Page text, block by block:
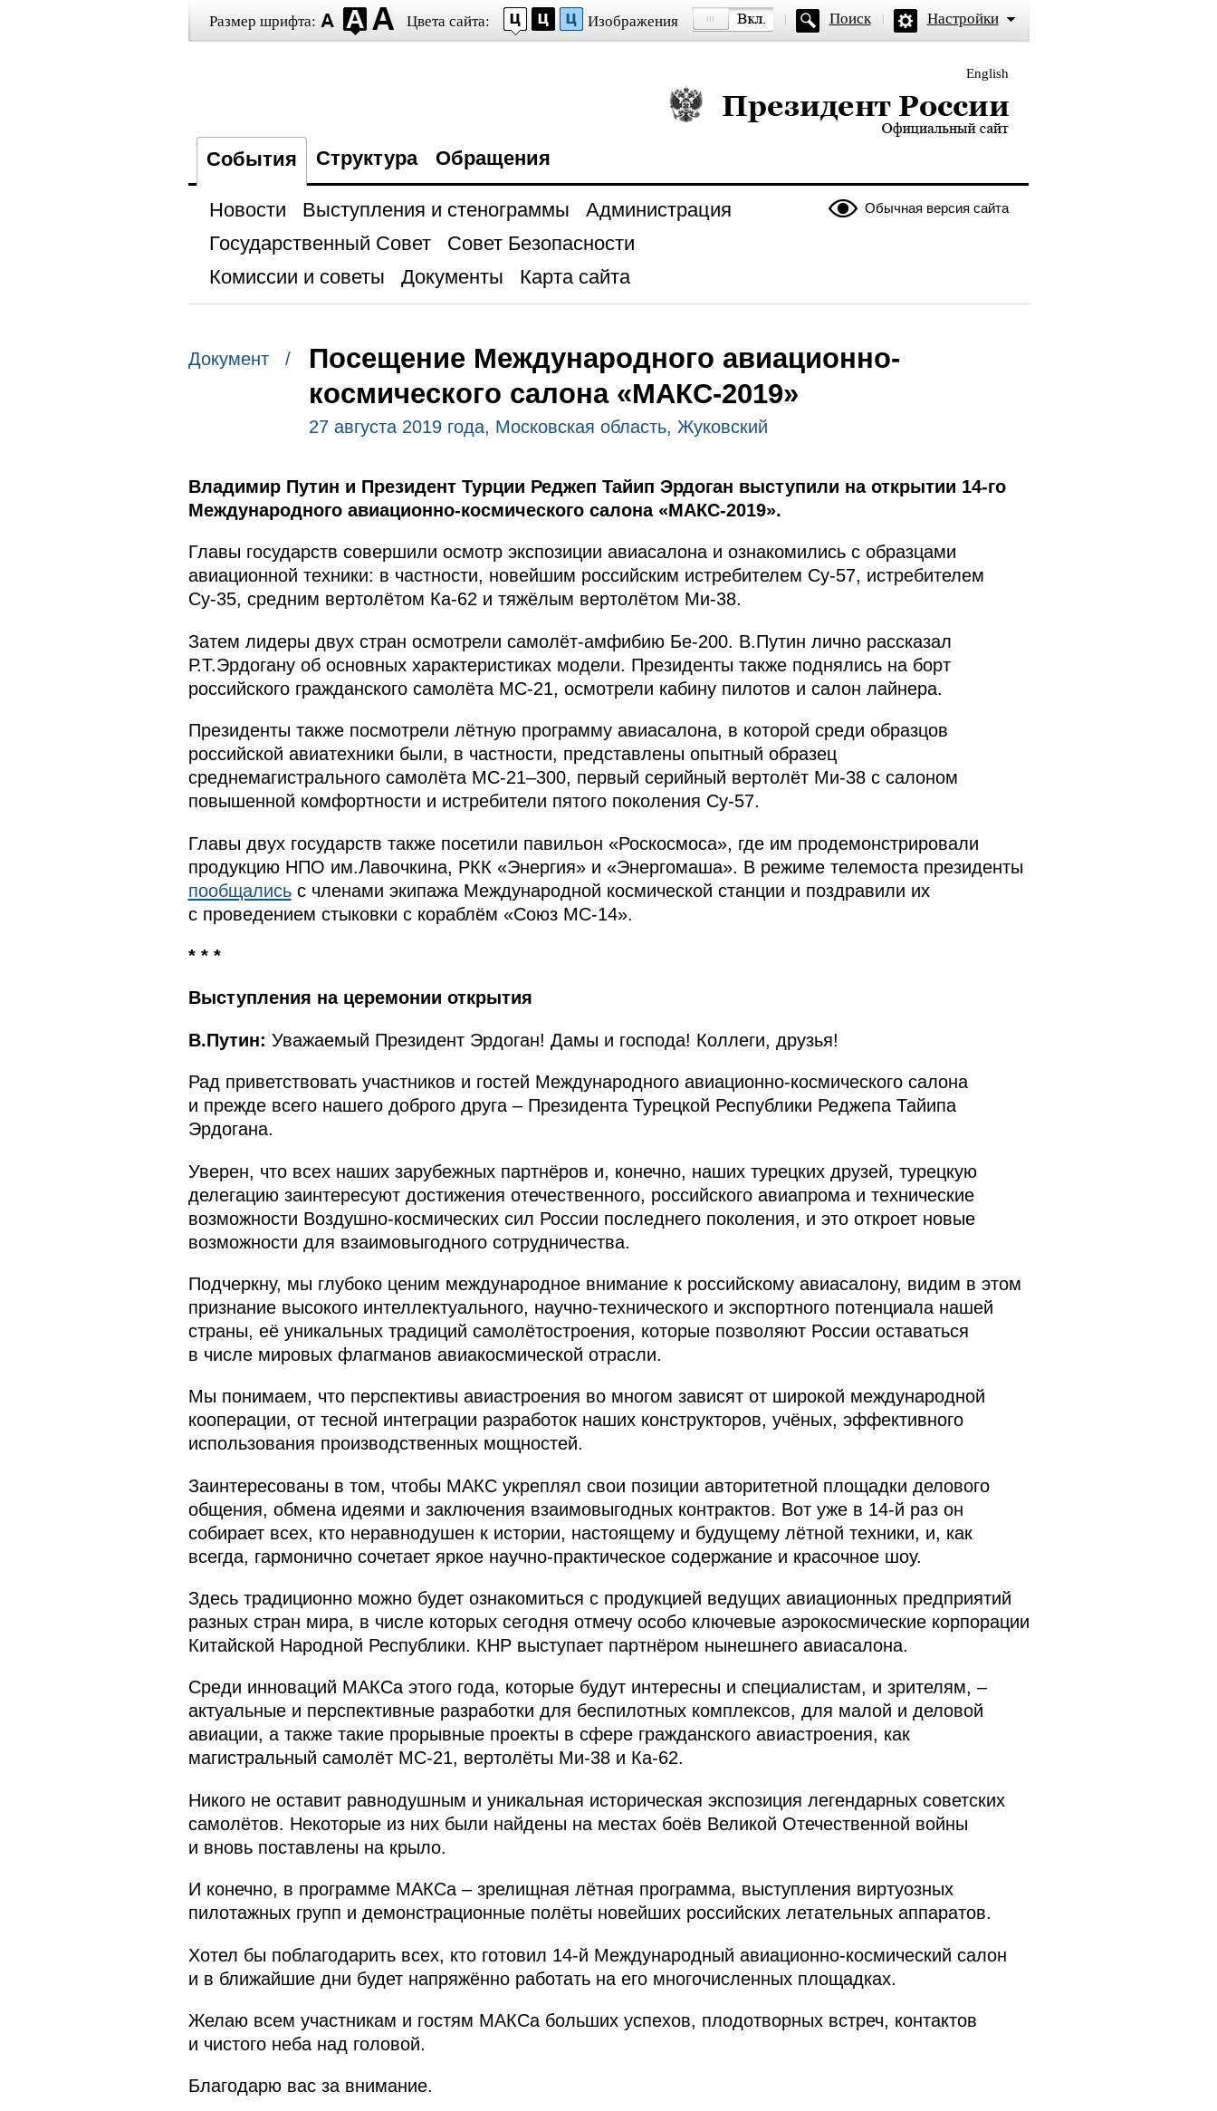
Размер шрифта: Цвета сайта: Изображения Поиск Настройки
English
Президент России — официальный сайт
События Структура Обращения
Обычная версия сайта
Новости Выступления и стенограммы
Администрация
Государственный Совет
Совет Безопасности
Комиссии и советы
Документы Карта сайта
Документ /
Посещение Международного авиационно-
космического салона «МАКС-2019»
27 августа 2019 года, Московская область, Жуковский
Владимир Путин и Президент Турции Реджеп Тайип Эрдоган выступили на открытии 14-го
Международного авиационно-космического салона «МАКС-2019».
Главы государств совершили осмотр экспозиции авиасалона и ознакомились с образцами
авиационной техники: в частности, новейшим российским истребителем Су-57, истребителем
Су-35, средним вертолётом Ка-62 и тяжёлым вертолётом Ми-38.
Затем лидеры двух стран осмотрели самолёт-амфибию Бе-200. В.Путин лично рассказал
Р.Т.Эрдогану об основных характеристиках модели. Президенты также поднялись на борт
российского гражданского самолёта МС-21, осмотрели кабину пилотов и салон лайнера.
Президенты также посмотрели лётную программу авиасалона, в которой среди образцов
российской авиатехники были, в частности, представлены опытный образец
среднемагистрального самолёта МС-21–300, первый серийный вертолёт Ми-38 с салоном
повышенной комфортности и истребители пятого поколения Су-57.
Главы двух государств также посетили павильон «Роскосмоса», где им продемонстрировали
продукцию НПО им.Лавочкина, РКК «Энергия» и «Энергомаша». В режиме телемоста президенты
пообщалисьс членами экипажа Международной космической станции и поздравили их
с проведением стыковки с кораблём «Союз МС-14».
* * *
Выступления на церемонии открытия
В.Путин: Уважаемый Президент Эрдоган! Дамы и господа! Коллеги, друзья!
Рад приветствовать участников и гостей Международного авиационно-космического салона
и прежде всего нашего доброго друга – Президента Турецкой Республики Реджепа Тайипа
Эрдогана.
Уверен, что всех наших зарубежных партнёров и, конечно, наших турецких друзей, турецкую
делегацию заинтересуют достижения отечественного, российского авиапрома и технические
возможности Воздушно-космических сил России последнего поколения, и это откроет новые
возможности для взаимовыгодного сотрудничества.
Подчеркну, мы глубоко ценим международное внимание к российскому авиасалону, видим в этом
признание высокого интеллектуального, научно-технического и экспортного потенциала нашей
страны, её уникальных традиций самолётостроения, которые позволяют России оставаться
в числе мировых флагманов авиакосмической отрасли.
Мы понимаем, что перспективы авиастроения во многом зависят от широкой международной
кооперации, от тесной интеграции разработок наших конструкторов, учёных, эффективного
использования производственных мощностей.
Заинтересованы в том, чтобы МАКС укреплял свои позиции авторитетной площадки делового
общения, обмена идеями и заключения взаимовыгодных контрактов. Вот уже в 14-й раз он
собирает всех, кто неравнодушен к истории, настоящему и будущему лётной техники, и, как
всегда, гармонично сочетает яркое научно-практическое содержание и красочное шоу.
Здесь традиционно можно будет ознакомиться с продукцией ведущих авиационных предприятий
разных стран мира, в числе которых сегодня отмечу особо ключевые аэрокосмические корпорации
Китайской Народной Республики. КНР выступает партнёром нынешнего авиасалона.
Среди инноваций МАКСа этого года, которые будут интересны и специалистам, и зрителям, –
актуальные и перспективные разработки для беспилотных комплексов, для малой и деловой
авиации, а также такие прорывные проекты в сфере гражданского авиастроения, как
магистральный самолёт МС-21, вертолёты Ми-38 и Ка-62.
Никого не оставит равнодушным и уникальная историческая экспозиция легендарных советских
самолётов. Некоторые из них были найдены на местах боёв Великой Отечественной войны
и вновь поставлены на крыло.
И конечно, в программе МАКСа – зрелищная лётная программа, выступления виртуозных
пилотажных групп и демонстрационные полёты новейших российских летательных аппаратов.
Хотел бы поблагодарить всех, кто готовил 14-й Международный авиационно-космический салон
и в ближайшие дни будет напряжённо работать на его многочисленных площадках.
Желаю всем участникам и гостям МАКСа больших успехов, плодотворных встреч, контактов
и чистого неба над головой.
Благодарю вас за внимание.